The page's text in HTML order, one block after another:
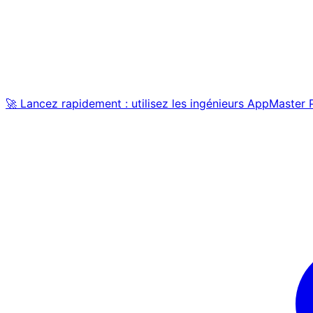
🚀 Lancez rapidement : utilisez les ingénieurs AppMaster